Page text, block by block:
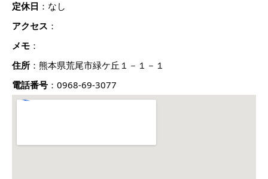
定休日 ：なし
アクセス ：
メモ ：
住所 ：熊本県荒尾市緑ケ丘１－１－１
電話番号 ：0968-69-3077